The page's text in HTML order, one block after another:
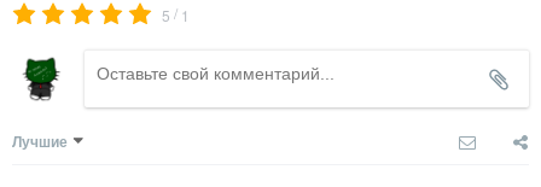
5 / 1
Лучшие